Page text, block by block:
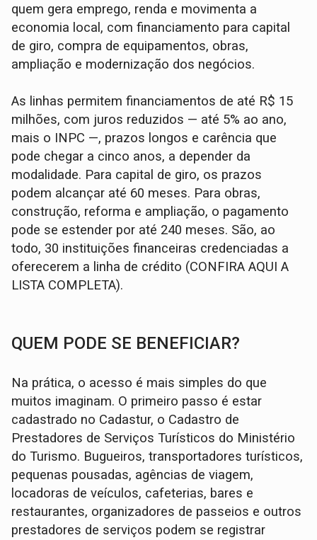
quem gera emprego, renda e movimenta a
economia local, com financiamento para capital
de giro, compra de equipamentos, obras,
ampliação e modernização dos negócios.
As linhas permitem financiamentos de até R$ 15
milhões, com juros reduzidos — até 5% ao ano,
mais o INPC —, prazos longos e carência que
pode chegar a cinco anos, a depender da
modalidade. Para capital de giro, os prazos
podem alcançar até 60 meses. Para obras,
construção, reforma e ampliação, o pagamento
pode se estender por até 240 meses. São, ao
todo, 30 instituições financeiras credenciadas a
oferecerem a linha de crédito (CONFIRA AQUI A
LISTA COMPLETA).
QUEM PODE SE BENEFICIAR?
Na prática, o acesso é mais simples do que
muitos imaginam. O primeiro passo é estar
cadastrado no Cadastur, o Cadastro de
Prestadores de Serviços Turísticos do Ministério
do Turismo. Bugueiros, transportadores turísticos,
pequenas pousadas, agências de viagem,
locadoras de veículos, cafeterias, bares e
restaurantes, organizadores de passeios e outros
prestadores de serviços podem se registrar